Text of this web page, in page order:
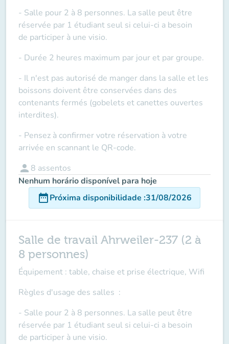
- Salle pour 2 à 8 personnes. La salle peut être
réservée par 1 étudiant seul si celui-ci a besoin
de participer à une visio.
- Durée 2 heures maximum par jour et par groupe.
- Il n'est pas autorisé de manger dans la salle et les
boissons doivent être conservées dans des
contenants fermés (gobelets et canettes ouvertes
interdites).
- Pensez à confirmer votre réservation à votre
arrivée en scannant le QR-code.
person 8 assentos
Nenhum horário disponível para hoje
date_rangePróxima disponibilidade :31/08/2026
Salle de travail Ahrweiler-237 (2 à
8 personnes)
Équipement : table, chaise et prise électrique, Wifi
Règles d'usage des salles :
- Salle pour 2 à 8 personnes. La salle peut être
réservée par 1 étudiant seul si celui-ci a besoin
de participer à une visio.